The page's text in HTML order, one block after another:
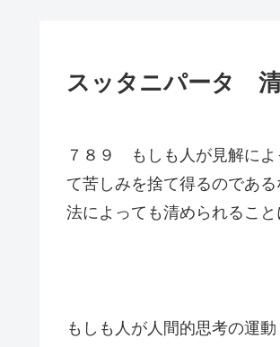
スッタニパータ 清
７８９ もしも人が見解によ
て苦しみを捨て得るのであ
法によっても清められるこ
もしも人が人間的思考の運